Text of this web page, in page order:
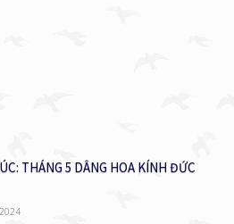
THÁNG 5 DÂNG HOA KÍNH ĐỨC